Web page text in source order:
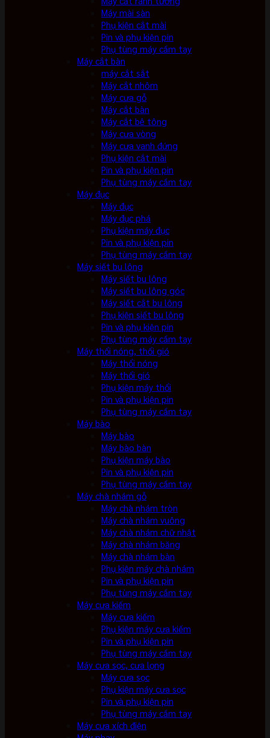
Máy mài sàn
Phụ kiện cắt mài
Pin và phụ kiện pin
Phụ tùng máy cầm tay
Máy cắt bàn
máy cắt sắt
Máy cắt nhôm
Máy cưa gỗ
Máy cắt bàn
Máy cắt bê tông
Máy cưa vòng
Máy cưa vanh đứng
Phụ kiện cắt mài
Pin và phụ kiện pin
Phụ tùng máy cầm tay
Máy đục
Máy đục
Máy đục phá
Phụ kiện máy đục
Pin và phụ kiện pin
Phụ tùng máy cầm tay
Máy siết bu lông
Máy siết bu lông
Máy siết bu lông góc
Máy siết cắt bu lông
Phụ kiện siết bu lông
Pin và phụ kiện pin
Phụ tùng máy cầm tay
Máy thổi nóng, thổi gió
Máy thổi nóng
Máy thổi gió
Phụ kiện máy thổi
Pin và phụ kiện pin
Phụ tùng máy cầm tay
Máy bào
Máy bào
Máy bào bàn
Phụ kiện máy bào
Pin và phụ kiện pin
Phụ tùng máy cầm tay
Máy chà nhám gỗ
Máy chà nhám tròn
Máy chà nhám vuông
Máy chà nhám chữ nhật
Máy chà nhám băng
Máy chà nhám bàn
Phụ kiện máy chà nhám
Pin và phụ kiện pin
Phụ tùng máy cầm tay
Máy cưa kiếm
Máy cưa kiếm
Phụ kiện máy cưa kiếm
Pin và phụ kiện pin
Phụ tùng máy cầm tay
Máy cưa sọc, cưa lọng
Máy cưa sọc
Phụ kiện máy cưa sọc
Pin và phụ kiện pin
Phụ tùng máy cầm tay
Máy cưa xích điện